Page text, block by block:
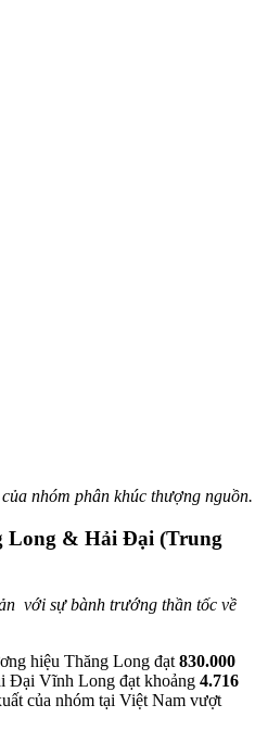
nhóm phân khúc thượng nguồn.
Long & Hải Đại (Trung
với sự bành trướng thần tốc về
hiệu Thăng Long đạt 830.000
Đại Vĩnh Long đạt khoảng 4.716
của nhóm tại Việt Nam vượt